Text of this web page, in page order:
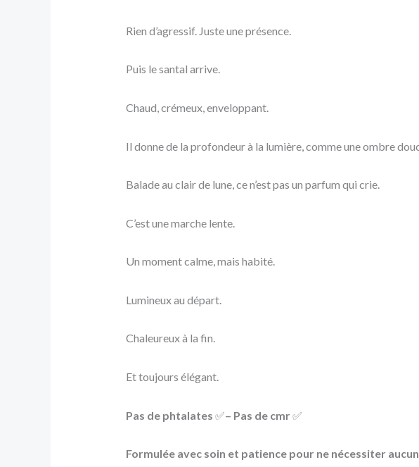
Rien d’agressif. Juste une présence.
Puis le santal arrive.
Chaud, crémeux, enveloppant.
Il donne de la profondeur à la lumière, comme une ombre
Balade au clair de lune, ce n’est pas un parfum qui crie.
C’est une marche lente.
Un moment calme, mais habité.
Lumineux au départ.
Chaleureux à la fin.
Et toujours élégant.
Pas de phtalates ✅– Pas de cmr ✅
Formulée avec soin et patience pour ne nécessiter